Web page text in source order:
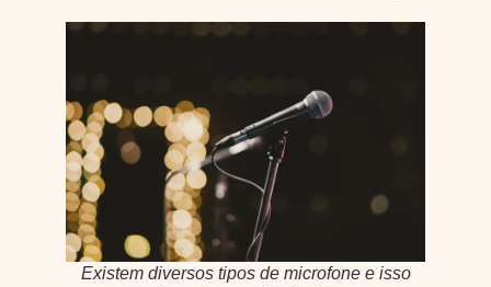
Existem diversos tipos de microfone e isso